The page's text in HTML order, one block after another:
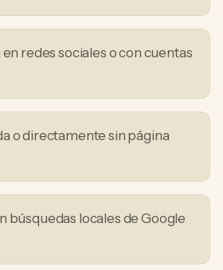
redes sociales o con cuentas
o directamente sin página
búsquedas locales de Google